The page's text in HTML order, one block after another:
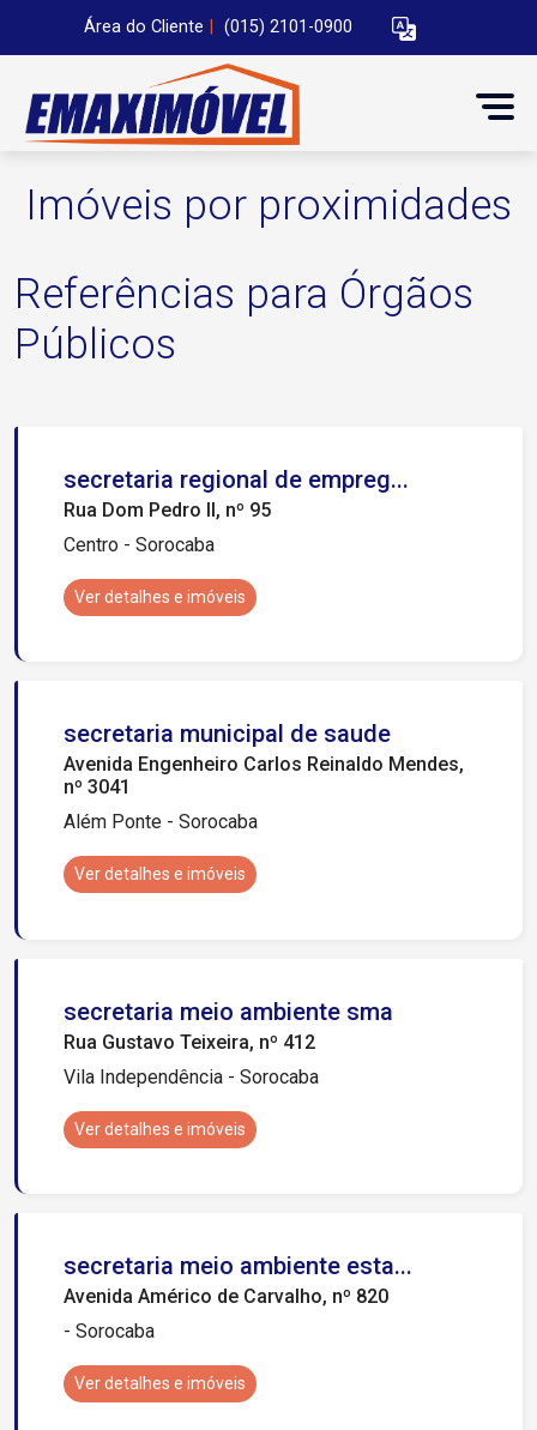
Área do Cliente (015) 2101-0900
Imóveis por proximidades
Referências para Órgãos
Públicos
secretaria regional de empreg...
Rua Dom Pedro II, nº 95
Centro - Sorocaba
Ver detalhes e imóveis
secretaria municipal de saude
Avenida Engenheiro Carlos Reinaldo Mendes,
nº 3041
Além Ponte - Sorocaba
Ver detalhes e imóveis
secretaria meio ambiente sma
Rua Gustavo Teixeira, nº 412
Vila Independência - Sorocaba
Ver detalhes e imóveis
secretaria meio ambiente esta...
Avenida Américo de Carvalho, nº 820
- Sorocaba
Ver detalhes e imóveis